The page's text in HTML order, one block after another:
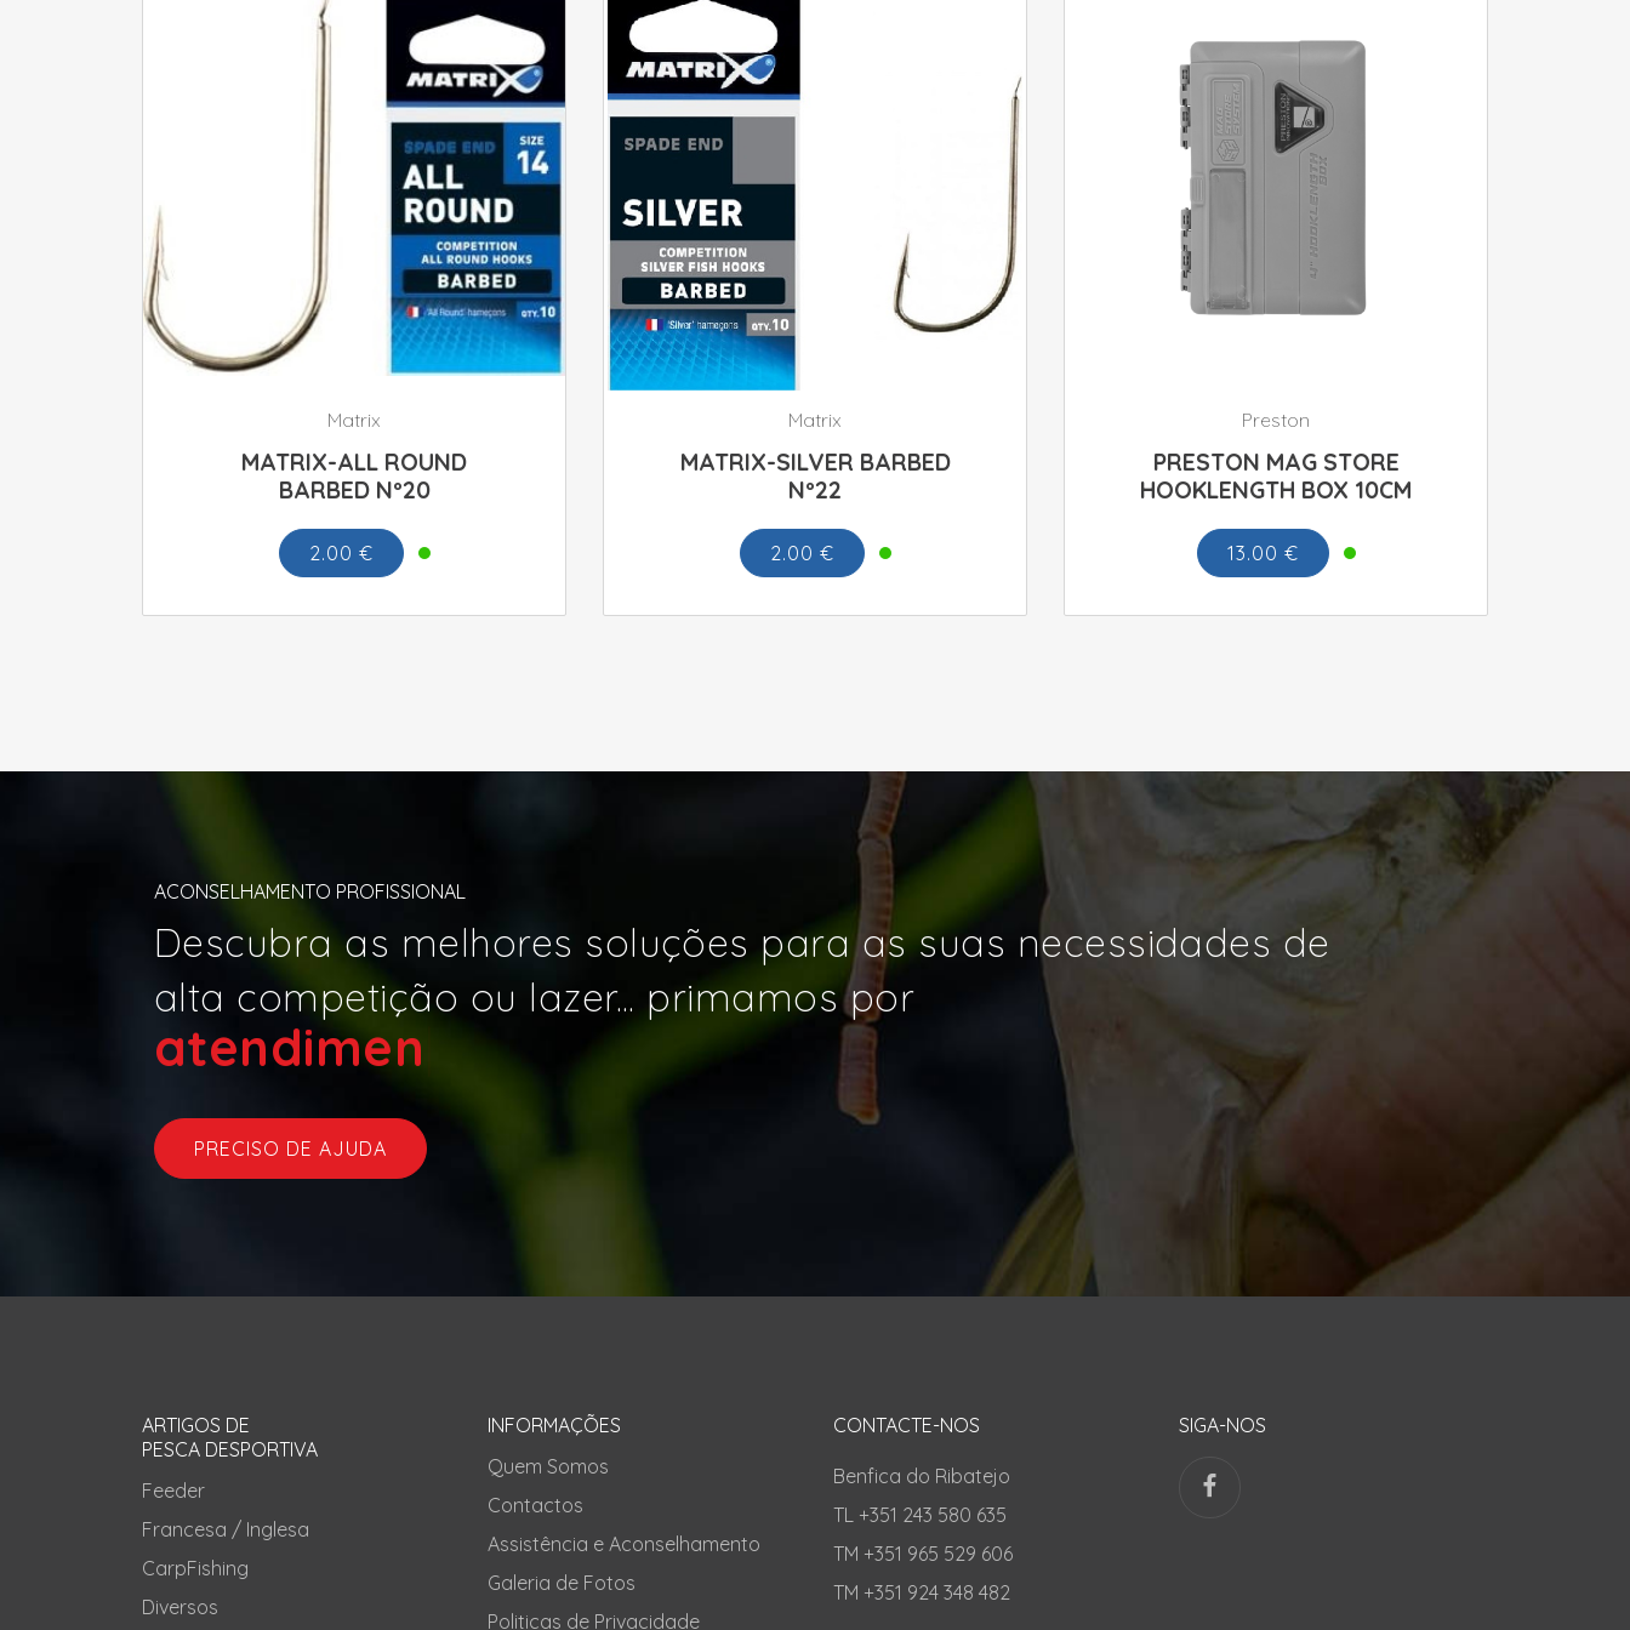
Matrix
MATRIX-ALL ROUND
BARBED Nº20
2.00 €
Matrix
MATRIX-SILVER BARBED
Nº22
2.00 €
Preston
PRESTON MAG STORE
HOOKLENGTH BOX 10CM
13.00 €
ACONSELHAMENTO PROFISSIONAL
Descubra as melhores soluções para as suas necessidades de
alta competição ou lazer... primamos por
at|
PRECISO DE AJUDA
ARTIGOS DE
PESCA DESPORTIVA
Feeder
Francesa / Inglesa
CarpFishing
Diversos
INFORMAÇÕES
Quem Somos
Contactos
Assistência e Aconselhamento
Galeria de Fotos
Politicas de Privacidade
CONTACTE-NOS
Benfica do Ribatejo
TL +351 243 580 635
TM +351 965 529 606
TM +351 924 348 482
SIGA-NOS